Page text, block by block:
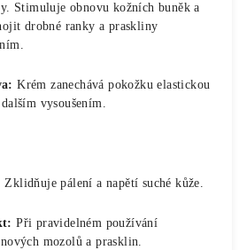
Stimuluje obnovu kožních buněk a
drobné ranky a praskliny
Krém zanechává pokožku elastickou
vysoušením.
Zklidňuje pálení a napětí suché kůže.
Při pravidelném používání
mozolů a prasklin.